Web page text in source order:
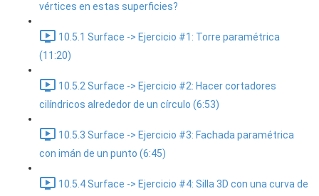
vértices en estas superficies?
10.5.1 Surface -> Ejercicio #1: Torre paramétrica
(11:20)
10.5.2 Surface -> Ejercicio #2: Hacer cortadores
cilíndricos alrededor de un círculo (6:53)
10.5.3 Surface -> Ejercicio #3: Fachada paramétrica
con imán de un punto (6:45)
10.5.4 Surface -> Ejercicio #4: Silla 3D con una curva de